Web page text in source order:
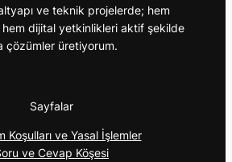
ve teknik projelerde; hem
dijital yetkinlikleri aktif şekilde
çözümler üretiyorum.
Sayfalar
Koşulları ve Yasal İşlemler
ve Cevap Köşesi